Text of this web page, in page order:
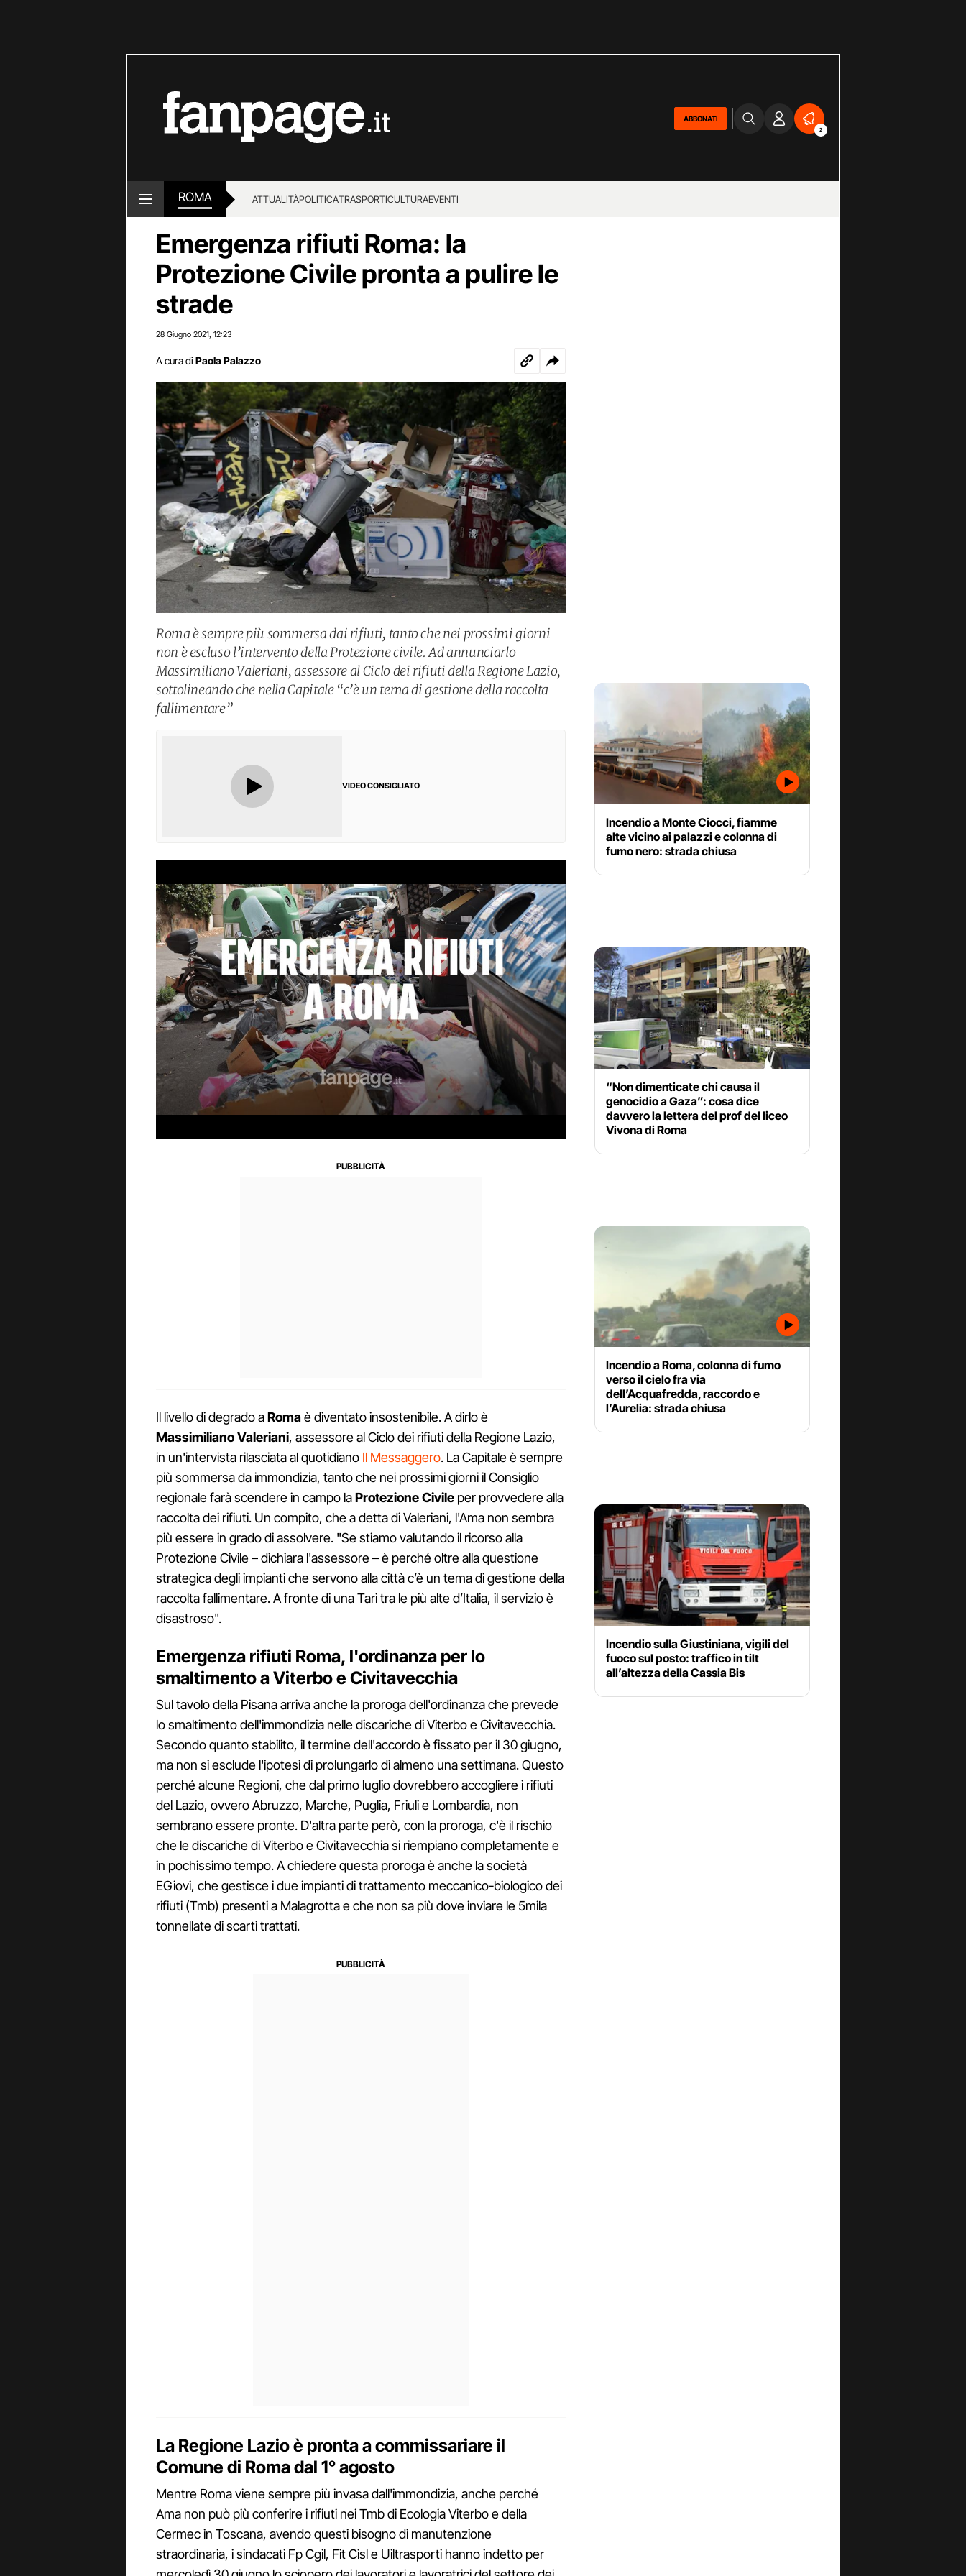
ABBONATI
2
ROMA ATTUALITÀPOLITICATRASPORTICULTURAEVENTI
Emergenza rifiuti Roma: la
Protezione Civile pronta a pulire le
strade
28 Giugno 2021 12:23
A cura di Paola Palazzo
Roma è sempre più sommersa dai rifiuti, tanto che nei prossimi giorni
non è escluso l’intervento della Protezione civile. Ad annunciarlo
Massimiliano Valeriani, assessore al Ciclo dei rifiuti della Regione Lazio,
sottolineando che nella Capitale “c’è un tema di gestione della raccolta
fallimentare”
VIDEO CONSIGLIATO
Il livello di degrado aRomaè diventato insostenibile. A dirlo è
Massimiliano Valeriani, assessore al Ciclo dei rifiuti della Regione Lazio,
in un'intervista rilasciata al quotidiano Il Messaggero. La Capitale è sempre
più sommersa da immondizia, tanto che nei prossimi giorni il Consiglio
regionale farà scendere in campo laProtezione Civile per provvedere alla
raccolta dei rifiuti. Un compito, che a detta di Valeriani, l'Ama non sembra
più essere in grado di assolvere. "Se stiamo valutando il ricorso alla
Protezione Civile – dichiara l'assessore – è perché oltre alla questione
strategica degli impianti che servono alla città c’è un tema di gestione della
raccolta fallimentare. A fronte di una Tari tra le più alte d’Italia, il servizio è
disastroso".
Emergenza rifiuti Roma, l'ordinanza per lo
smaltimento a Viterbo e Civitavecchia
Sul tavolo della Pisana arriva anche la proroga dell'ordinanza che prevede
lo smaltimento dell'immondizia nelle discariche di Viterbo e Civitavecchia.
Secondo quanto stabilito, il termine dell'accordo è fissato per il 30 giugno,
ma non si esclude l'ipotesi di prolungarlo di almeno una settimana. Questo
perché alcune Regioni, che dal primo luglio dovrebbero accogliere i rifiuti
del Lazio, ovvero Abruzzo, Marche, Puglia, Friuli e Lombardia, non
sembrano essere pronte. D'altra parte però, con la proroga, c'è il rischio
che le discariche di Viterbo e Civitavecchia si riempiano completamente e
in pochissimo tempo. A chiedere questa proroga è anche la società
EGiovi, che gestisce i due impianti di trattamento meccanico-biologico dei
rifiuti (Tmb) presenti a Malagrotta e che non sa più dove inviare le 5mila
tonnellate di scarti trattati.
La Regione Lazio è pronta a commissariare il
Comune di Roma dal 1° agosto
Mentre Roma viene sempre più invasa dall'immondizia, anche perché
Ama non può più conferire i rifiuti nei Tmb di Ecologia Viterbo e della
Cermec in Toscana, avendo questi bisogno di manutenzione
straordinaria, i sindacati Fp Cgil, Fit Cisl e Uiltrasporti hanno indetto per
Incendio a Monte Ciocci, fiamme
alte vicino ai palazzi e colonna di
fumo nero: strada chiusa
“Non dimenticate chi causa il
genocidio a Gaza”: cosa dice
davvero la lettera del prof del liceo
Vivona di Roma
Incendio a Roma, colonna di fumo
verso il cielo fra via
dell’Acquafredda, raccordo e
l’Aurelia: strada chiusa
Incendio sulla Giustiniana, vigili del
fuoco sul posto: traffico in tilt
all’altezza della Cassia Bis